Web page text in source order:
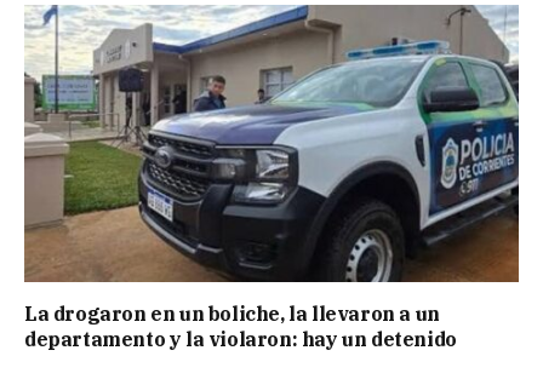
La drogaron en un boliche, la llevaron a un
departamento y la violaron: hay un detenido